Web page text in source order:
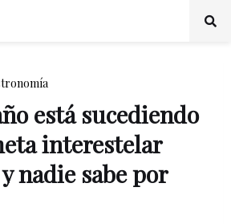
está sucediendo
interestelar
nadie sabe por